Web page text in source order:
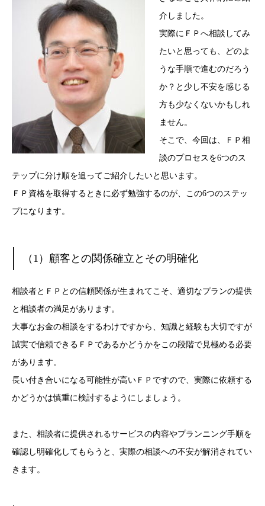
介しました。
実際にＦＰへ相談してみ
たいと思っても、どのよ
うな手順で進むのだろう
か？と少し不安を感じる
方も少なくないかもしれ
ません。
そこで、今回は、ＦＰ相
談のプロセスを6つのス
テップに分け順を追ってご紹介したいと思います。
ＦＰ資格を取得するときに必ず勉強するのが、この6つのステッ
プになります。
（1）顧客との関係確立とその明確化
相談者とＦＰとの信頼関係が生まれてこそ、適切なプランの提供
と相談者の満足があります。
大事なお金の相談をするわけですから、知識と経験も大切ですが
誠実で信頼できるＦＰであるかどうかをこの段階で見極める必要
があります。
長い付き合いになる可能性が高いＦＰですので、実際に依頼する
かどうかは慎重に検討するようにしましょう。
また、相談者に提供されるサービスの内容やプランニング手順を
確認し明確化してもらうと、実際の相談への不安が解消されてい
きます。